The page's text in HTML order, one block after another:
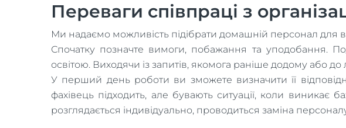
Переваги співпраці з
Ми надаємо можливість підібрати домашній персонал для
Спочатку позначте вимоги, побажання та уподобання.
освітою. Виходячи із запитів, якомога раніше додому або
У перший день роботи ви зможете визначити її
фахівець підходить, але бувають ситуації, коли
розглядається індивідуально, проводиться заміна